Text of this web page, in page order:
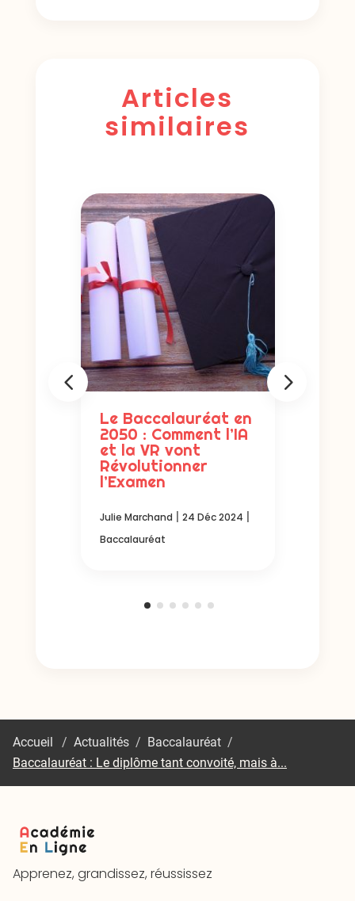
Articles
similaires
Le Baccalauréat en
2050 : Comment l’IA
et la VR vont
Révolutionner
l’Examen
Julie Marchand | 24 Déc 2024 |
Baccalauréat
Accueil / Actualités / Baccalauréat /
Baccalauréat : Le diplôme tant convoité, mais à...
Apprenez, grandissez, réussissez